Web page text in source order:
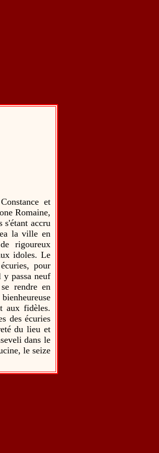
et
Romaine,
s'étant accru
la ville en
rigoureux
idoles. Le
pour
passa neuf
rendre en
aux fidèles.
des écuries
du lieu et
dans le
le seize